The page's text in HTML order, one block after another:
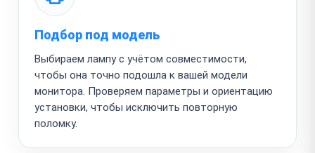
Подбор под модель
Выбираем лампу с учётом совместимости,
чтобы она точно подошла к вашей модели
монитора. Проверяем параметры и ориентацию
установки, чтобы исключить повторную
поломку.